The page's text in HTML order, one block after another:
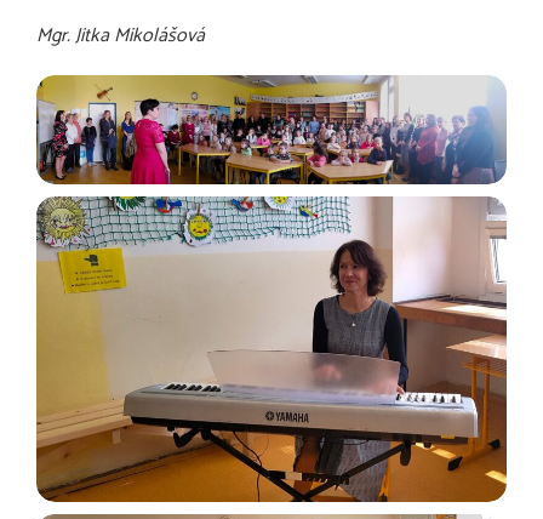
Mgr. Jitka Mikolášová